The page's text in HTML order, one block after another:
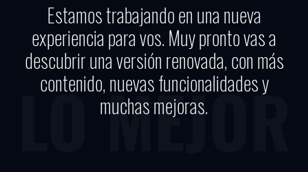
Estamos trabajando en una nueva
experiencia para vos. Muy pronto vas a
descubrir una versión renovada, con más
contenido, nuevas funcionalidades y
muchas mejoras.
LO MEJOR